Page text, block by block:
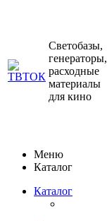
Светобазы,
генераторы,
расходные
материалы
для кино
Меню
Каталог
Каталог